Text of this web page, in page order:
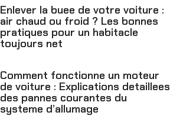
Enlever la buee de votre voiture :
air chaud ou froid ? Les bonnes
pratiques pour un habitacle
toujours net
Comment fonctionne un moteur
de voiture : Explications detaillees
des pannes courantes du
systeme d’allumage